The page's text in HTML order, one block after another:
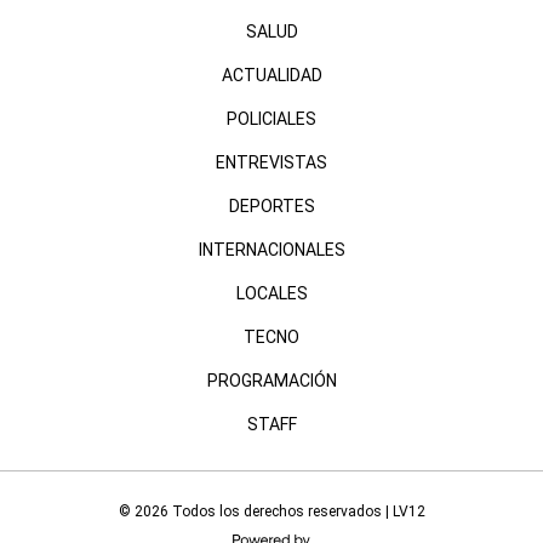
SALUD
ACTUALIDAD
POLICIALES
ENTREVISTAS
DEPORTES
INTERNACIONALES
LOCALES
TECNO
PROGRAMACIÓN
STAFF
© 2026 Todos los derechos reservados | LV12